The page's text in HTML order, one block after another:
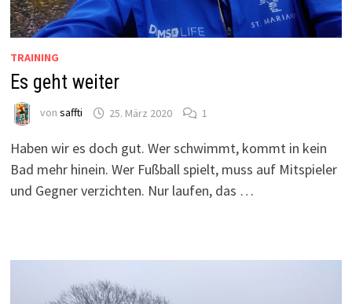
TRAINING
Es geht weiter
von saffti 25. März 2020 1
Haben wir es doch gut. Wer schwimmt, kommt in kein
Bad mehr hinein. Wer Fußball spielt, muss auf Mitspieler
und Gegner verzichten. Nur laufen, das …